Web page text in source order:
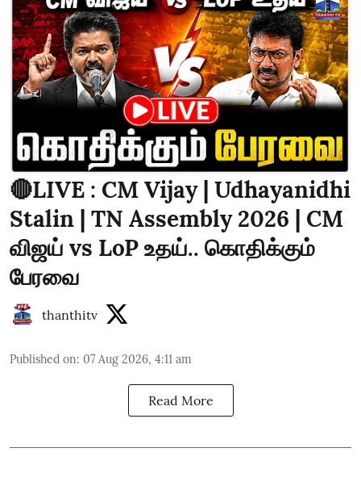
🔴LIVE : CM Vijay | Udhayanidhi
Stalin | TN Assembly 2026 | CM
விஜய் vs LoP உதய்.. கொதிக்கும்
பேரவை
thanthitv
Published on: 07 Aug 2026, 4:11 am
Read More